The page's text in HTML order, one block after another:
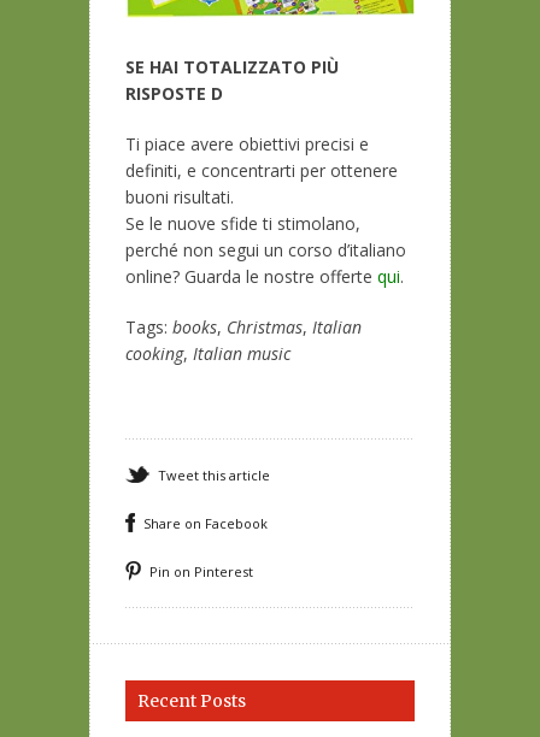
SE HAI TOTALIZZATO PIÙ
RISPOSTE D
Ti piace avere obiettivi precisi e
definiti, e concentrarti per ottenere
buoni risultati.
Se le nuove sfide ti stimolano,
perché non segui un corso d’italiano
online? Guarda le nostre offerte qui.
Tags: books, Christmas, Italian
cooking, Italian music
Tweet this article
Share on Facebook
Pin on Pinterest
Recent Posts